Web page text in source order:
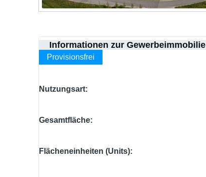
Informationen zur Gewerbeimmobilie
Provisionsfrei
Nutzungsart
Gesamtfläche
Flächeneinheiten (Units)